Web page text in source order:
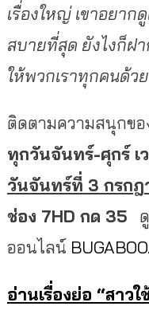
เรื่องใหญ่ เขาอยาก
สบายที่สุด ยังไงก็ฝ
ให้พวกเราทุกคนด้ว
ติดตามความสนุกขอ
ทุกวันจันทร์-ศุกร์ เ
วันจันทร์ที่ 3 กรก
ช่อง 7HD กด 35
ออนไลน์
อ่านเรื่องย่อ “สาวใ